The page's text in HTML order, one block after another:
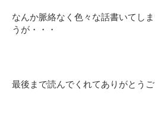
なんか脈絡なく色々な話書いてし
うが・・・
最後まで読んでくれてありがとう